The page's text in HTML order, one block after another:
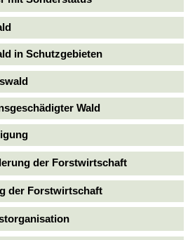
in Schutzgebieten
Wald
der Forstwirtschaft
der Forstwirtschaft